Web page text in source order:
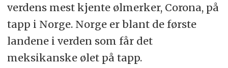
verdens mest kjente ølmerker, Corona, på
tapp i Norge. Norge er blant de første
landene i verden som får det
meksikanske ølet på tapp.